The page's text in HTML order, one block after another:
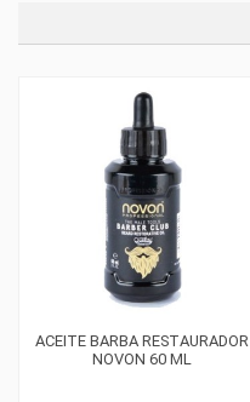
ACEITE BARBA RESTAURADOR
NOVON 60 ML